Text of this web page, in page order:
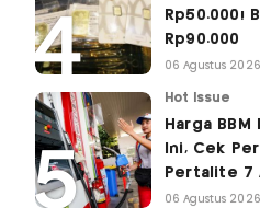
Rp50.000!
Rp90.000
06 Agustus 2026
Hot Issue
Harga
Ini, Cek
Pertalite 7
06 Agustus 2026